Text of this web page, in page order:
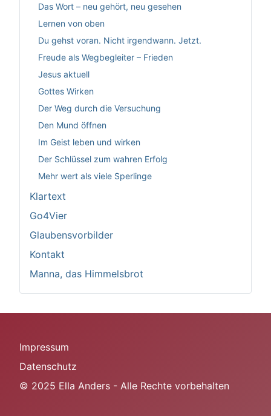
Das Wort – neu gehört, neu gesehen
Lernen von oben
Du gehst voran. Nicht irgendwann. Jetzt.
Freude als Wegbegleiter – Frieden
Jesus aktuell
Gottes Wirken
Der Weg durch die Versuchung
Den Mund öffnen
Im Geist leben und wirken
Der Schlüssel zum wahren Erfolg
Mehr wert als viele Sperlinge
Klartext
Go4Vier
Glaubensvorbilder
Kontakt
Manna, das Himmelsbrot
Impressum
Datenschutz
© 2025 Ella Anders - Alle Rechte vorbehalten